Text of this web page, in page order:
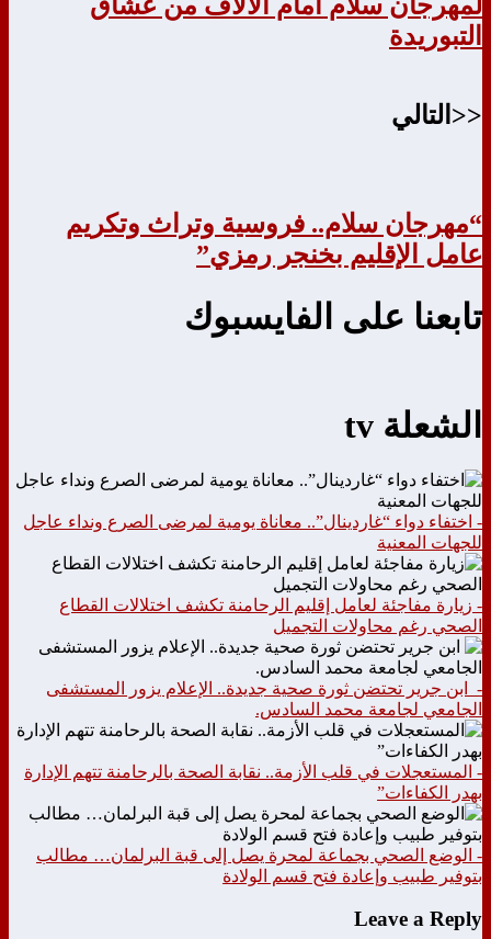
لمهرجان سلام أمام الآلاف من عشاق
التبوريدة
<<التالي
“مهرجان سلام.. فروسية وتراث وتكريم
عامل الإقليم بخنجر رمزي”
تابعنا على الفايسبوك
الشعلة tv
- اختفاء دواء “غاردينال”.. معاناة يومية لمرضى الصرع ونداء عاجل
للجهات المعنية
- زيارة مفاجئة لعامل إقليم الرحامنة تكشف اختلالات القطاع
الصحي رغم محاولات التجميل
- ابن جرير تحتضن ثورة صحية جديدة.. الإعلام يزور المستشفى
الجامعي لجامعة محمد السادس.
- المستعجلات في قلب الأزمة.. نقابة الصحة بالرحامنة تتهم الإدارة
بهدر الكفاءات”
- الوضع الصحي بجماعة لمحرة يصل إلى قبة البرلمان… مطالب
بتوفير طبيب وإعادة فتح قسم الولادة
Leave a Reply